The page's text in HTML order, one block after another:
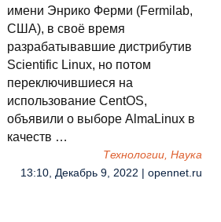
имени Энрико Ферми (Fermilab,
США), в своё время
разрабатывавшие дистрибутив
Scientific Linux, но потом
переключившиеся на
использование CentOS,
объявили о выборе AlmaLinux в
качеств …
Технологии, Наука
13:10, Декабрь 9, 2022 | opennet.ru